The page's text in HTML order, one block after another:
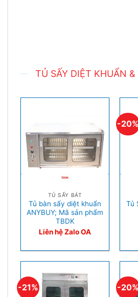
TỦ SẤY DIỆT KHUẨN
TỦ SẤY BÁT
Tủ bàn sấy diệt khuẩn
ANYBUY; Mã sản phẩm
TBDK
Liên hệ Zalo OA
-
Tủ
-21% -